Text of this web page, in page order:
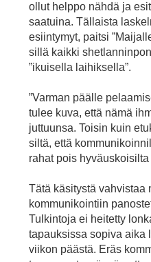
ollut helppo nähdä ja
saatuina. Tällaista
esiintymyt, paitsi
sillä kaikki
”ikuisella laihiksella”.
”Varman päälle
tulee kuva, että nämä
juttuunsa. Toisin kuin
siltä, että
rahat pois hyväuskoisilta
Tätä käsitystä vahvistaa
kommunikointiin
Tulkintoja ei heitetty
tapauksissa sopiva aika
viikon päästä. Eräs